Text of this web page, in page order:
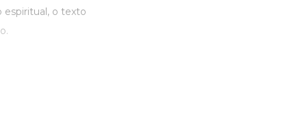
espiritual, o texto